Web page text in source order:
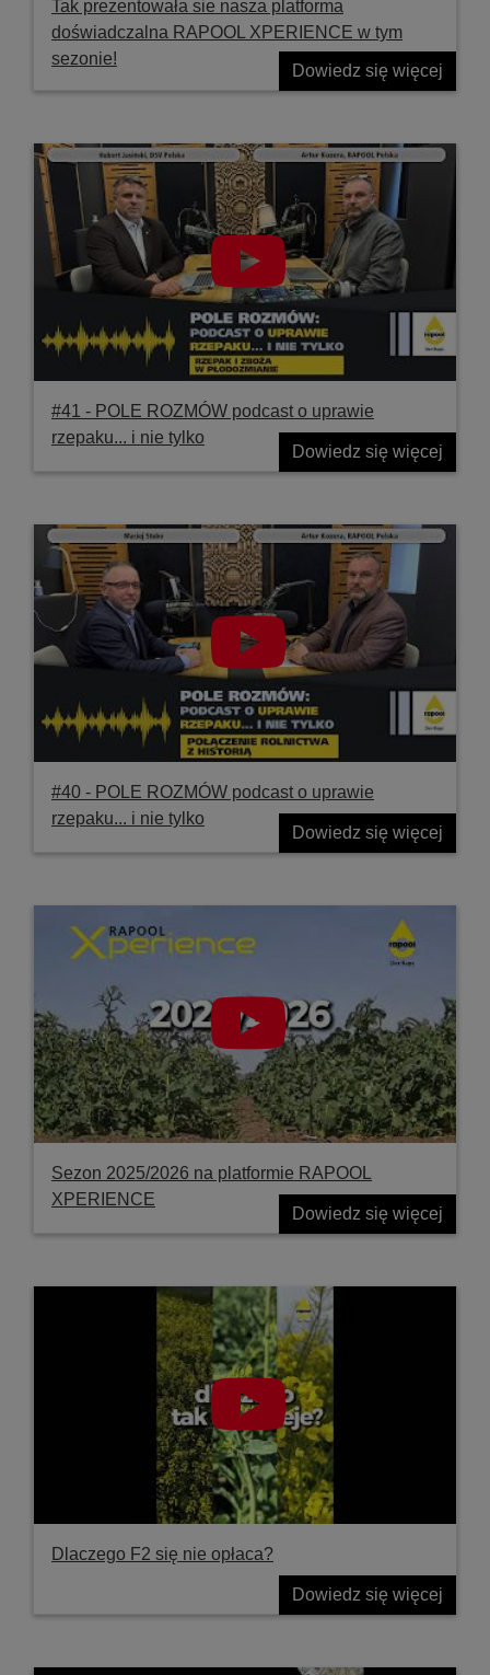
Tak prezentowała sie nasza platforma
doświadczalna RAPOOL XPERIENCE w tym
sezonie!
Dowiedz się więcej
#41 ‐ POLE ROZMÓW podcast o uprawie
rzepaku... i nie tylko
Dowiedz się więcej
#40 ‐ POLE ROZMÓW podcast o uprawie
rzepaku... i nie tylko
Dowiedz się więcej
Sezon 2025/2026 na platformie RAPOOL
XPERIENCE
Dowiedz się więcej
Dlaczego F2 się nie opłaca?
Dowiedz się więcej